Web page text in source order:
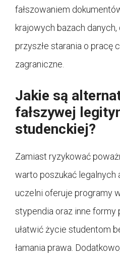
fałszowaniem
krajowych bazach
przyszłe starania o pracę
zagraniczne.
Jakie są
fałszywej
studenckiej?
Zamiast ryzykować
warto poszukać legalnych
uczelni oferuje programy
stypendia oraz inne formy
ułatwić życie studentom
łamania prawa.